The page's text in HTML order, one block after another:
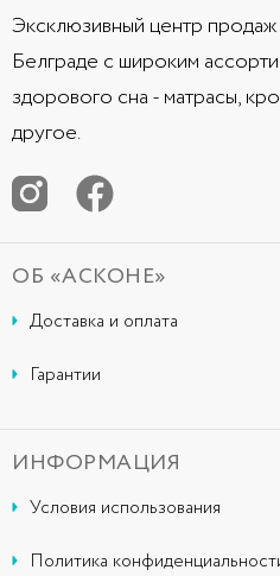
Эксклюзивный центр продаж
Белграде с широким
здорового сна - матрасы,
другое.
ОБ «АСКОНЕ»
Доставка и оплата
Гарантии
ИНФОРМАЦИЯ
Условия использования
Политика